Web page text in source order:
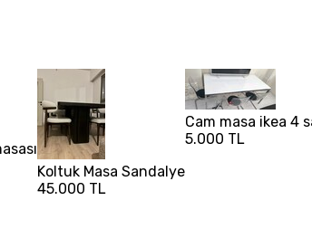
Koltuk Masa Sandalye
45.000 TL
Cam masa ikea 4
5.000 TL